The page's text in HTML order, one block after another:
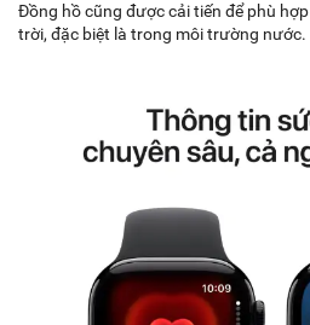
Đồng hồ cũng được cải tiến để phù
trời, đặc biệt là trong môi trường nước.